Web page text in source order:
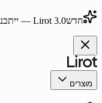
חדשLirot 3.0
—
מוצרים